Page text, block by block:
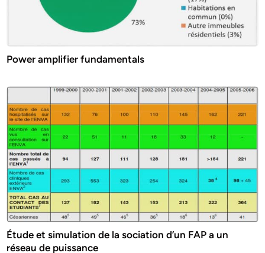
Power amplifier fundamentals
Étude et simulation de la sociation d’un FAP a un
réseau de puissance